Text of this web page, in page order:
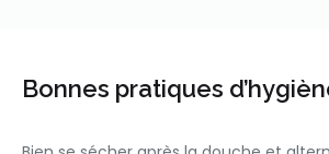
Bonnes pratiques